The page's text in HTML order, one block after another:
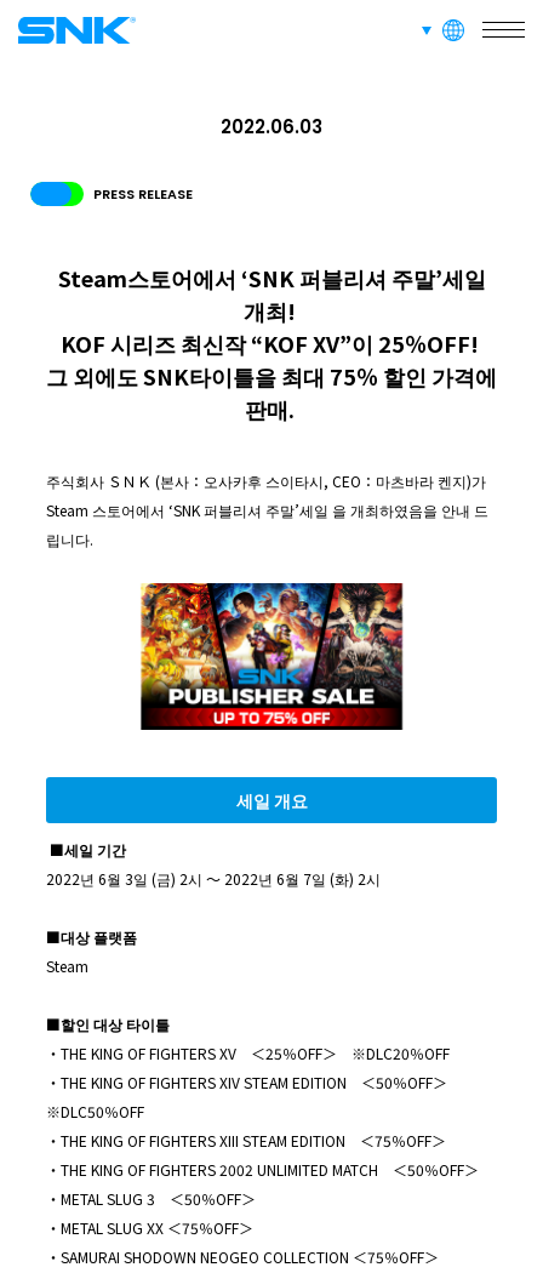
languages
사업소개
RECRUIT FOR FANS
PRESS RELEASE
2022.06.03
Steam스토어에서 ‘SNK 퍼블리셔 주말’세일
개최!
KOF 시리즈 최신작 “KOF XV”이 25％OFF!
그 외에도 SNK타이틀을 최대 75％ 할인 가격에
판매.
주식회사 ＳＮＫ (본사：오사카후 스이타시, CEO：마츠바라 켄지)가
Steam 스토어에서 ‘SNK 퍼블리셔 주말’세일 을 개최하였음을 안내 드
립니다.
세일 개요
■세일 기간
2022년 6월 3일 (금) 2시 ～ 2022년 6월 7일 (화) 2시
■대상 플랫폼
Steam
■할인 대상 타이틀
・THE KING OF FIGHTERS XV ＜25％OFF＞ ※DLC20％OFF
・THE KING OF FIGHTERS XIV STEAM EDITION ＜50％OFF＞
※DLC50％OFF
・THE KING OF FIGHTERS XIII STEAM EDITION ＜75％OFF＞
・THE KING OF FIGHTERS 2002 UNLIMITED MATCH ＜50％OFF＞
・METAL SLUG 3 ＜50％OFF＞
・METAL SLUG XX ＜75％OFF＞
・SAMURAI SHODOWN NEOGEO COLLECTION ＜75％OFF＞